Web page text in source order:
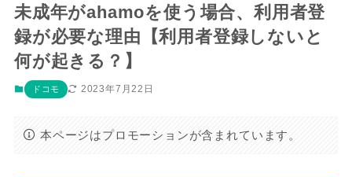
未成年がahamoを使う場合、利用者登
録が必要な理由【利用者登録しないと
何が起きる？】
ドコモ 2023年7月22日
本ページはプロモーションが含まれています。